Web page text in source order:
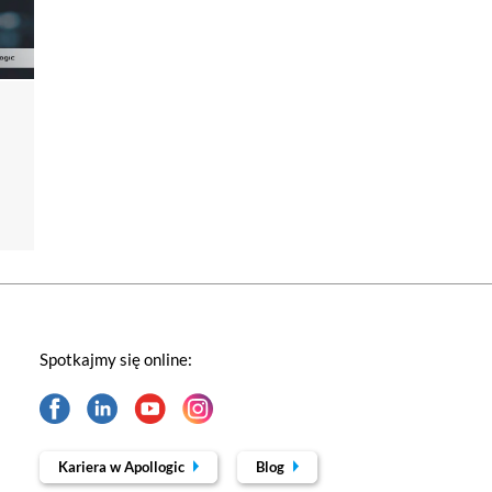
Spotkajmy się online:
Kariera w Apollogic Blog